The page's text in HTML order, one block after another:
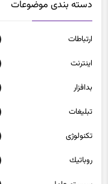
ارتباطات
اينترنت
بدافزار
تبلیغات
تکنولوژی
روباتيك
سيستم عامل